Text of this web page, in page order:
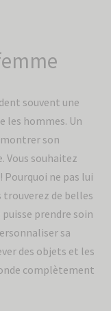
souvent une
les hommes. Un
son
Vous souhaitez
ne pas lui
trouverez de belles
prendre soin
sa
des objets et les
complètement